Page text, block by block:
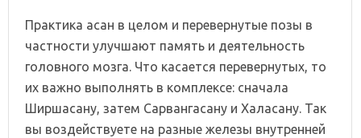
Практика асан в целом и перевернутые позы в
частности улучшают память и деятельность
головного мозга. Что касается перевернутых, то
их важно выполнять в комплексе: сначала
Ширшасану, затем Сарвангасану и Халасану. Так
вы воздействуете на разные железы внутренней